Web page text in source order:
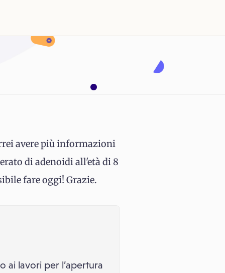
avere più informazioni
di adenoidi all'età di 8
fare oggi! Grazie.
ai lavori per l’apertura